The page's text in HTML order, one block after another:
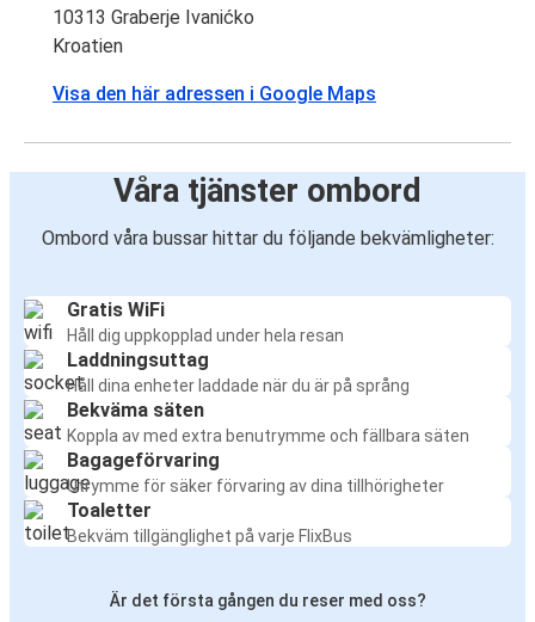
10313 Graberje Ivanićko
Kroatien
Visa den här adressen i Google Maps
Våra tjänster ombord
Ombord våra bussar hittar du följande bekvämligheter:
Gratis WiFi
Håll dig uppkopplad under hela resan
Laddningsuttag
Håll dina enheter laddade när du är på språng
Bekväma säten
Koppla av med extra benutrymme och fällbara säten
Bagageförvaring
Utrymme för säker förvaring av dina tillhörigheter
Toaletter
Bekväm tillgänglighet på varje FlixBus
Är det första gången du reser med oss?